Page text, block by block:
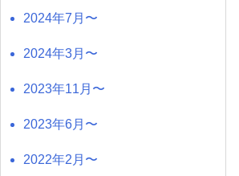
2024年7月〜
2024年3月〜
2023年11月〜
2023年6月〜
2022年2月〜